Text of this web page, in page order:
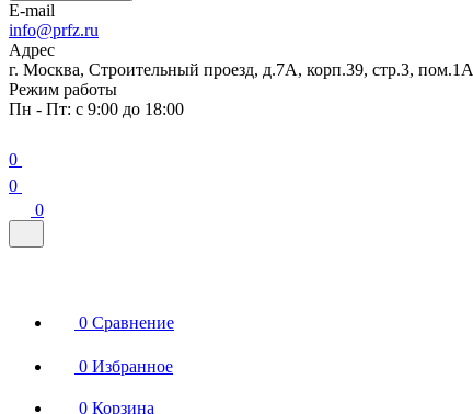
E-mail
info@prfz.ru
Адрес
г. Москва, Строительный проезд, д.7А, корп.39, стр.3, пом.1А
Режим работы
Пн - Пт: с 9:00 до 18:00
0
0
0
0 Сравнение
0 Избранное
0 Корзина